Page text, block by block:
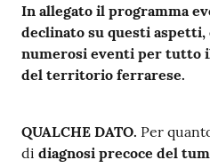
In allegato il programma
declinato su questi
numerosi eventi per tutto
del territorio ferrarese.
QUALCHE DATO. Per
di diagnosi precoce del